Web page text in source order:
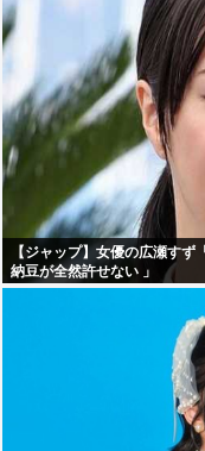
【ジャップ】女優の広瀬す
納豆が全然許せない 」